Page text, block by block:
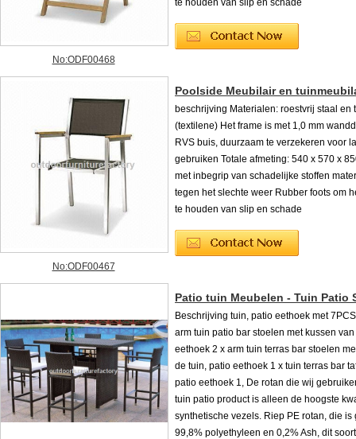
No:ODF00468
te houden van slip en schade
No:ODF00467
Poolside Meubilair en
beschrijving Materialen: roestvrij staal en
(textilene) Het frame is met 1,0 mm
RVS buis, duurzaam te verzekeren voor
gebruiken Totale afmeting: 540 x 570 x
met inbegrip van schadelijke stoffen
tegen het slechte weer Rubber foots om
te houden van slip en schade
Patio tuin Meubelen - Tuin Patio
Beschrijving tuin, patio eethoek met
arm tuin patio bar stoelen met kussen
eethoek 2 x arm tuin terras bar stoelen
de tuin, patio eethoek 1 x tuin terras bar
patio eethoek 1, De rotan die wij
tuin patio product is alleen de hoogste
synthetische vezels. Riep PE rotan, die is
99,8% polyethyleen en 0,2% Ash, dit